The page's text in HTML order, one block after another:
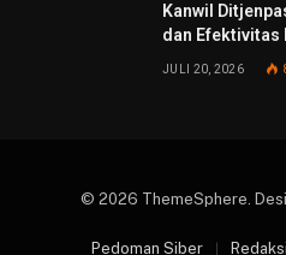
Kanwil
dan Efektivitas
JULI 20, 2026
© 2026 ThemeSphere.
Pedoman Siber